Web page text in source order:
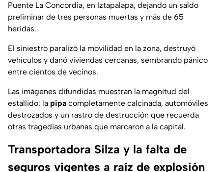
Puente La Concordia, en Iztapalapa, dejando un saldo
preliminar de tres personas muertas y más de 65
heridas.
El siniestro paralizó la movilidad en la zona, destruyó
vehículos y dañó viviendas cercanas, sembrando pánico
entre cientos de vecinos.
Las imágenes difundidas muestran la magnitud del
estallido: la pipa completamente calcinada, automóviles
destrozados y un rastro de destrucción que recuerda
otras tragedias urbanas que marcaron a la capital.
Transportadora Silza y la falta de
seguros vigentes a raíz de explosión